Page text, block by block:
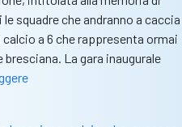
squadre che andranno a caccia
a 6 che rappresenta ormai
La gara inaugurale
Torneo